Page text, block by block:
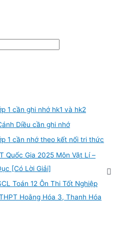
1 cần ghi nhớ hk1 và hk2
Diều cần ghi nhớ
1 cần nhớ theo kết nối tri thức
Quốc Gia 2025 Môn Vật Lí –
[Có Lời Giải]
Toán 12 Ôn Thi Tốt Nghiệp
Hoằng Hóa 3, Thanh Hóa